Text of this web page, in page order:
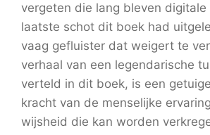
vergeten die lang bleven
laatste schot dit boek had
vaag gefluister dat weigert te
verhaal van een legendarische
verteld in dit boek, is een
kracht van de menselijke
wijsheid die kan worden